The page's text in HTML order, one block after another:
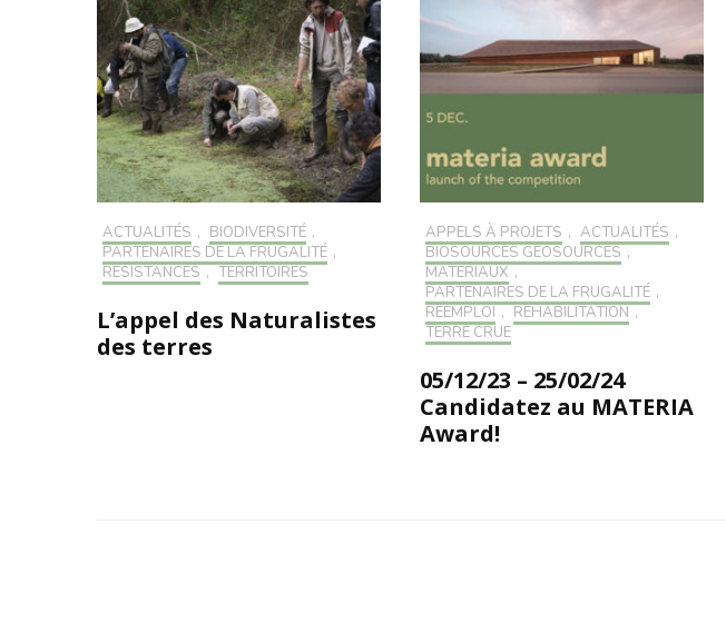
ACTUALITÉS , BIODIVERSITÉ ,
PARTENAIRES DE LA FRUGALITÉ ,
RÉSISTANCES , TERRITOIRES
L’appel des Naturalistes
des terres
APPELS À PROJETS , ACTUALITÉS ,
BIOSOURCÉS GÉOSOURCÉS ,
MATÉRIAUX ,
PARTENAIRES DE LA FRUGALITÉ ,
RÉEMPLOI , RÉHABILITATION ,
TERRE CRUE
05/12/23 – 25/02/24
Candidatez au MATERIA
Award!